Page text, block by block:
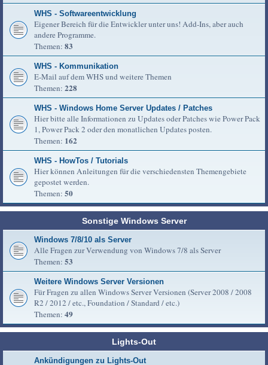
WHS - Softwareentwicklung
Eigener Bereich für die Entwickler unter uns! Add-Ins, aber auch
andere Programme.
Themen: 83
WHS - Kommunikation
E-Mail auf dem WHS und weitere Themen
Themen: 228
WHS - Windows Home Server Updates / Patches
Hier bitte alle Informationen zu Updates oder Patches wie Power Pack
1, Power Pack 2 oder den monatlichen Updates posten.
Themen: 162
WHS - HowTos / Tutorials
Hier können Anleitungen für die verschiedensten Themengebiete
gepostet werden.
Themen: 50
Sonstige Windows Server
Windows 7/8/10 als Server
Alle Fragen zur Verwendung von Windows 7/8 als Server
Themen: 53
Weitere Windows Server Versionen
Für Fragen zu allen Windows Server Versionen (Server 2008 / 2008
R2 / 2012 / etc., Foundation / Standard / etc.)
Themen: 49
Lights-Out
Ankündigungen zu Lights-Out